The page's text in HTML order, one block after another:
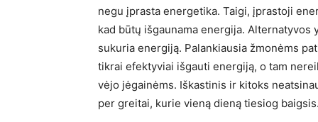
negu įprasta energetika. Taigi, įprastoji
kad būtų išgaunama energija.
sukuria energiją. Palankiausia žmonėms
tikrai efektyviai išgauti energiją, o tam
vėjo jėgainėms. Iškastinis ir kitoks
per greitai, kurie vieną dieną tiesiog